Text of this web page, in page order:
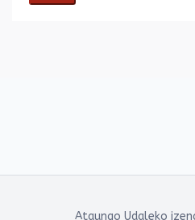
Ataungo Udaleko